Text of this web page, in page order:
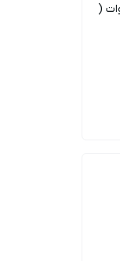
متال هالید 150 وات (